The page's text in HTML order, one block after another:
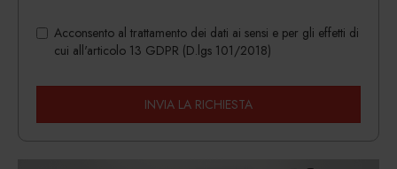
Acconsento al trattamento dei dati ai sensi e per gli effetti di
cui all'articolo 13 GDPR (D.lgs 101/2018)
INVIA LA RICHIESTA